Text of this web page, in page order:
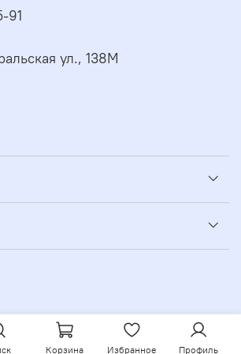
91
ул., 138М
Корзина Избранное Профиль